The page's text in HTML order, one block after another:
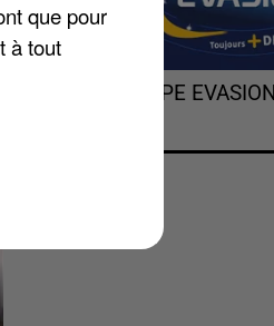
L'HOROSCOPE EVASION
que pour
à tout